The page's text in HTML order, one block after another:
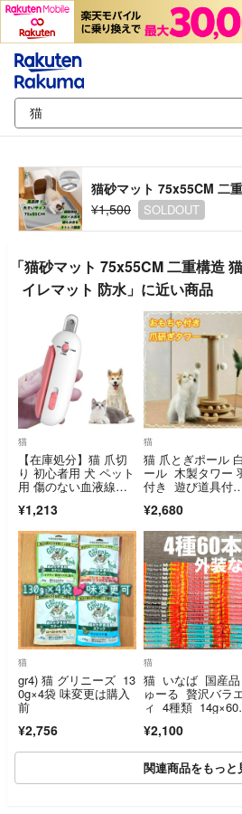
¥1,500
SOLDOUT
「猫砂マット 75x55CM 二重構造
イレマット 防水」に近い商品
猫
【在庫処分】猫 爪切
り 初心者用 犬 ペット
用 傷のない血液線安
¥1,213
猫
猫 爪とぎポール
ール 木製タワー
付き 遊び道具付
¥2,680
猫
gr4) 猫 グリニーズ 13
0g×4袋 味変更は購入
前
¥2,756
猫
猫 いなば 国産
ゅーる 贅沢バラ
ィ 4種類 14g×60
¥2,100
関連商品をもっと